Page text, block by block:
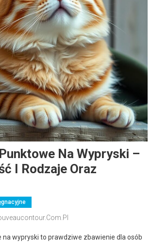
Na Wypryski –
I Rodzaje Oraz
na wypryski to prawdziwe zbawienie dla osób